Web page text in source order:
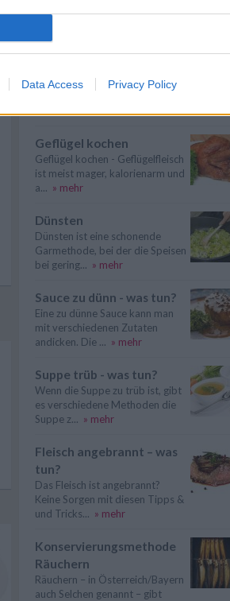
Data Access Privacy Policy
paar einfache Tipps & Tricks
Fleisch kochen - ob Rind, Wild,
Geflügel kochen
Geflügel kochen - Geflügelfleisch
ist meist mager, kalorienarm und
a... » mehr
Dünsten
Dünsten ist eine schonende
Garmethode, bei der die Speisen
bei gering... » mehr
Sauce zu dünn - was tun?
Eine zu dünne Sauce kann man
mit verschiedenen Zutaten
andicken. Die ... » mehr
Suppe trüb - was tun?
Wenn die Suppe zu trüb ist, gibt
es verschiedene Methoden die
Suppe z... » mehr
Fleisch angebrannt – was
tun?
Das Fleisch ist angebrannt?
Keine Sorgen mit diesen Tipps &
und Tricks... » mehr
Konservierungsmethode
Räuchern
Räuchern – in Österreich/Bayern
auch Selchen genannt – gibt